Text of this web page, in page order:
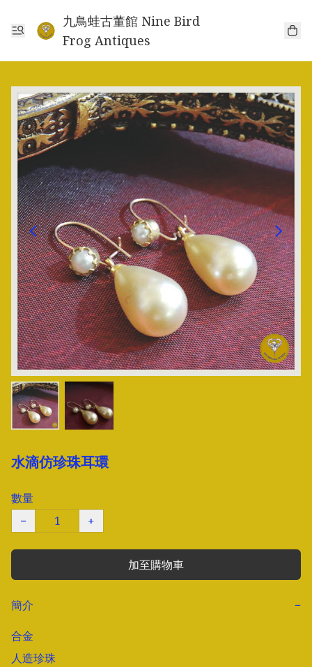
九鳥蛙古董館 Nine Bird
Frog Antiques
水滴仿珍珠耳環
數量
−
+
加至購物車
簡介
−
合金
人造珍珠